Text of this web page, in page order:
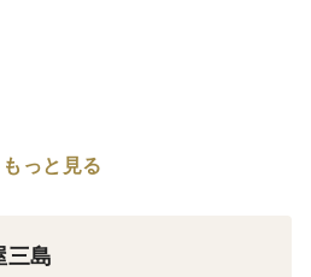
なるトマト農家です。普段はト
もっと見る
三島